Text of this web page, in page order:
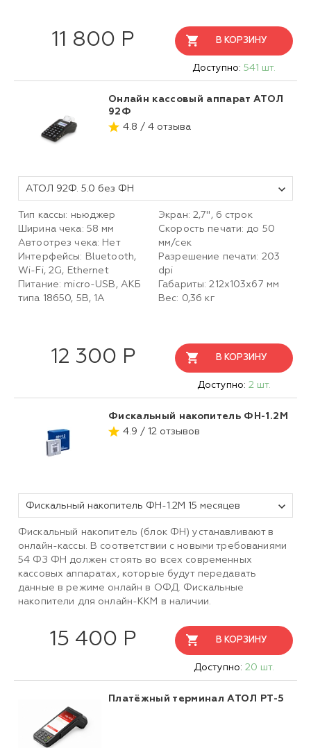
11 800 Р В КОРЗИНУ
Доступно: 541 шт.
Онлайн кассовый аппарат АТОЛ
92Ф
4.8 / 4 отзыва
АТОЛ 92Ф. 5.0 без ФН
Тип кассы: ньюджер
Ширина чека: 58 мм
Автоотрез чека: Нет
Интерфейсы: Bluetooth,
Wi-Fi, 2G, Ethernet
Питание: micro-USB, АКБ
типа 18650, 5В, 1А
Экран: 2,7", 6 строк
Скорость печати: до 50
мм/сек
Разрешение печати: 203
dpi
Габариты: 212х103х67 мм
Вес: 0,36 кг
12 300 Р В КОРЗИНУ
Доступно: 2 шт.
Фискальный накопитель ФН-1.2М
4.9 / 12 отзывов
Фискальный накопитель ФН-1.2М 15 месяцев
Фискальный накопитель (блок ФН) устанавливают в
онлайн-кассы. В соответствии с новыми требованиями
54 ФЗ ФН должен стоять во всех современных
кассовых аппаратах, которые будут передавать
данные в режиме онлайн в ОФД. Фискальные
накопители для онлайн-ККМ в наличии.
15 400 Р В КОРЗИНУ
Доступно: 20 шт.
Платёжный терминал АТОЛ PT-5